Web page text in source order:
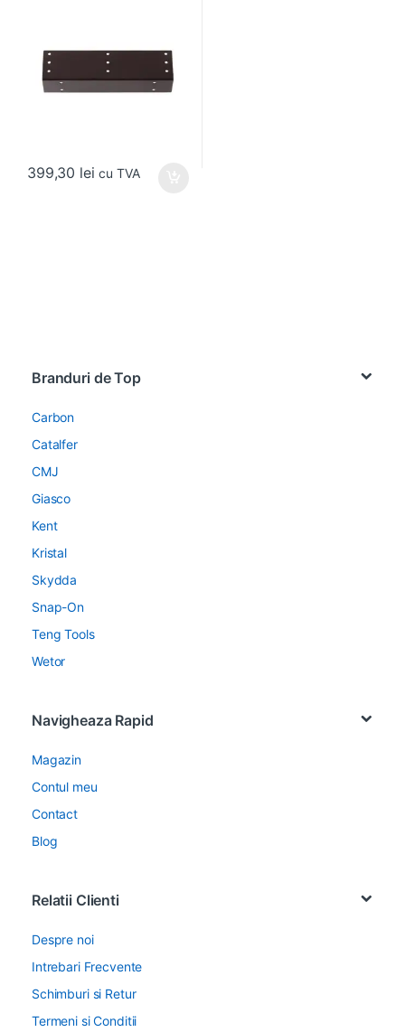
399,30 lei cu TVA
Branduri de Top
Carbon
Catalfer
CMJ
Giasco
Kent
Kristal
Skydda
Snap-On
Teng Tools
Wetor
Navigheaza Rapid
Magazin
Contul meu
Contact
Blog
Relatii Clienti
Despre noi
Intrebari Frecvente
Schimburi si Retur
Termeni si Conditii